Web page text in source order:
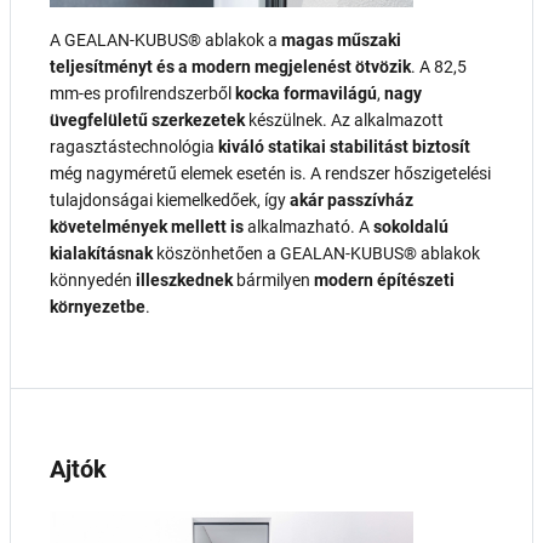
A GEALAN-KUBUS® ablakok a magas műszaki
teljesítményt és a modern megjelenést ötvözik. A 82,5
mm-es profilrendszerből kocka formavilágú, nagy
üvegfelületű szerkezetek készülnek. Az alkalmazott
ragasztástechnológia kiváló statikai stabilitást biztosít
még nagyméretű elemek esetén is. A rendszer hőszigetelési
tulajdonságai kiemelkedőek, ígyakár passzívház
követelmények mellett isalkalmazható. Asokoldalú
kialakításnak köszönhetően a GEALAN-KUBUS® ablakok
könnyedén illeszkednek bármilyen modern építészeti
környezetbe.
Ajtók